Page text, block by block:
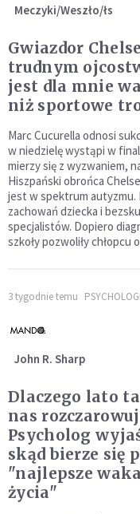
Meczyki/Weszło/łs
Gwiazdor
trudnym
jest dla mnie
niż sportowe
Marc Cucurella odnosi
w niedzielę wystąpi w
mierzy się z wyzwaniem,
Hiszpański obrońca
jest w spektrum autyzmu.
zachowań dziecka i
specjalistów. Dopiero
szkoły pozwoliły chłopcu
3 tygodnie temu
John R. Sharp
Dlaczego lato
nas
Psycholog
skąd bierze się
"najlepsze
życia"